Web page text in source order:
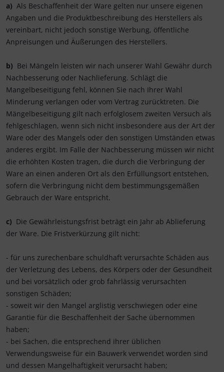
a) Als Beschaffenheit der Ware gelten nur unsere eigenen
Angaben und die Produktbeschreibung des Herstellers als
vereinbart, nicht jedoch sonstige Werbung, öffentliche
Anpreisungen und Äußerungen des Herstellers.
b) Bei Mängeln leisten wir nach unserer Wahl Gewähr durch
Nachbesserung oder Nachlieferung. Schlägt die
Mangelbeseitigung fehl, können Sie nach Ihrer Wahl
Minderung verlangen oder vom Vertrag zurücktreten. Die
Mängelbeseitigung gilt nach erfolglosem zweiten Versuch als
fehlgeschlagen, wenn sich nicht insbesondere aus der Art der
Ware oder des Mangels oder den sonstigen Umständen etwas
anderes ergibt. Im Falle der Nachbesserung müssen wir nicht
die erhöhten Kosten tragen, die durch die Verbringung der
Ware an einen anderen Ort als den Erfüllungsort entstehen,
sofern die Verbringung nicht dem bestimmungsgemäßen
Gebrauch der Ware entspricht.
c) Die Gewährleistungsfrist beträgt ein Jahr ab Ablieferung
der Ware. Die Fristverkürzung gilt nicht:
- für uns zurechenbare schuldhaft verursachte Schäden aus
der Verletzung des Lebens, des Körpers oder der Gesundheit
und bei vorsätzlich oder grob fahrlässig verursachten
sonstigen Schäden;
- soweit wir den Mangel arglistig verschwiegen oder eine
Garantie für die Beschaffenheit der Sache übernommen
haben;
- bei Sachen, die entsprechend ihrer üblichen
Verwendungsweise für ein Bauwerk verwendet worden sind
und dessen Mangelhaftigkeit verursacht haben;